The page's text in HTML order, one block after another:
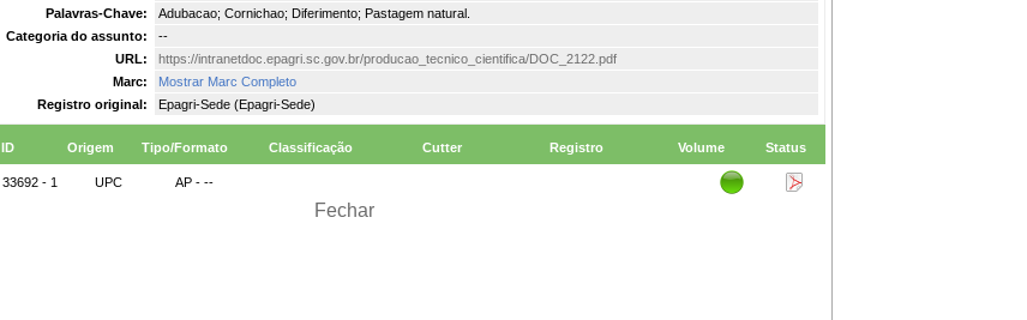
Palavras-Chave:
Adubacao; Cornichao; Diferimento; Pastagem natural.
Categoria do assunto:
--
URL:
https://intranetdoc.epagri.sc.gov.br/producao_tecnico_cientifica/DOC_2122.pdf
Marc:
Mostrar Marc Completo
Registro original:
Epagri-Sede (Epagri-Sede)
ID Origem Tipo/Formato Classificação Cutter Registro Volume Status
33692 - 1 UPC AP - --
Fechar